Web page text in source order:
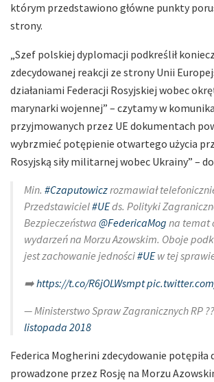
którym przedstawiono główne punkty
strony.
„Szef polskiej dyplomacji podkreślił
zdecydowanej reakcji ze strony Unii
działaniami Federacji Rosyjskiej wobec
marynarki wojennej” – czytamy w
przyjmowanych przez UE dokumentach
wybrzmieć potępienie otwartego użycia
Rosyjską siły militarnej wobec Ukrainy” –
Min. #Czaputowiczrozmawiał
Przedstawiciel#UEds. Polityki
Bezpieczeństwa @FedericaMog na temat
wydarzeń na Morzu Azowskim. Oboje
jest zachowanie jedności#UEw tej
➡️https://t.co/R6jOLWsmpt
— Ministerstwo Spraw Zagranicznych RP ??
listopada 2018
Federica Mogherini zdecydowanie potępiła
prowadzone przez Rosję na Morzu